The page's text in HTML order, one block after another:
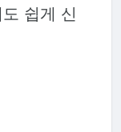
쉽게 신